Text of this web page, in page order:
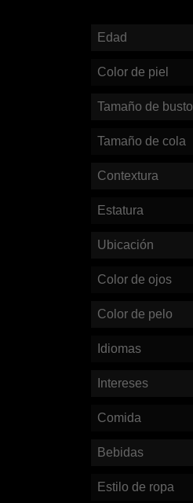
Edad
Color de piel
Tamaño de busto
Tamaño de cola
Contextura
Estatura
Ubicación
Color de ojos
Color de pelo
Idiomas
Intereses
Comida
Bebidas
Estilo de ropa